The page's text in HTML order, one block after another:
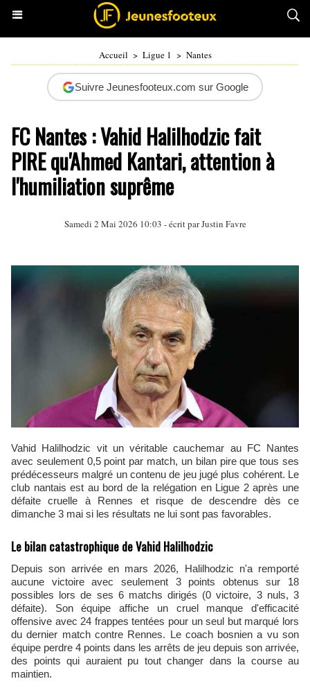
Accueil > Ligue 1 > Nantes
Suivre Jeunesfooteux.com sur Google
FC Nantes : Vahid Halilhodzic fait
PIRE qu'Ahmed Kantari, attention à
l'humiliation suprême
Samedi 2 Mai 2026 10:03 - écrit parJustin Favre
Vahid Halilhodzic vit un véritable cauchemar au FC Nantes
avec seulement 0,5 point par match, un bilan pire que tous ses
prédécesseurs malgré un contenu de jeu jugé plus cohérent. Le
club nantais est au bord de la relégation en Ligue 2 après une
défaite cruelle à Rennes et risque de descendre dès ce
dimanche 3 mai si les résultats ne lui sont pas favorables.
Le bilan catastrophique de Vahid Halilhodzic
Depuis son arrivée en mars 2026, Halilhodzic n'a remporté
aucune victoire avec seulement 3 points obtenus sur 18
possibles lors de ses 6 matchs dirigés (0 victoire, 3 nuls, 3
défaite). Son équipe affiche un cruel manque d'efficacité
offensive avec 24 frappes tentées pour un seul but marqué lors
du dernier match contre Rennes. Le coach bosnien a vu son
équipe perdre 4 points dans les arrêts de jeu depuis son arrivée,
des points qui auraient pu tout changer dans la course au
maintien.